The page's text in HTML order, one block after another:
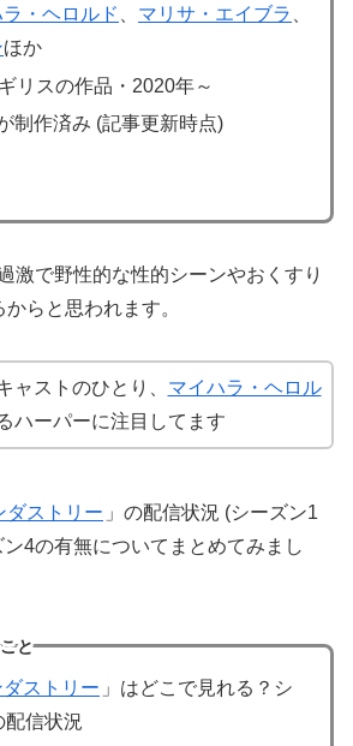
・ヘロルド マリサ・エイブラ
ほか
リスの作品・2020年～
制作済み (記事更新時点)
激で野性的な性的シーンやおくすり
らと思われます。
ャストのひとり、 マイハラ・ヘロル
ハーパーに注目してます
ダストリー 」の配信状況 (シーズン1
4の有無についてまとめてみまし
と
ダストリー 」はどこで見れる？シ
配信状況